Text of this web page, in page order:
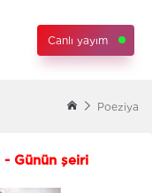
Canlı yayım
Poeziya
- Günün şeiri